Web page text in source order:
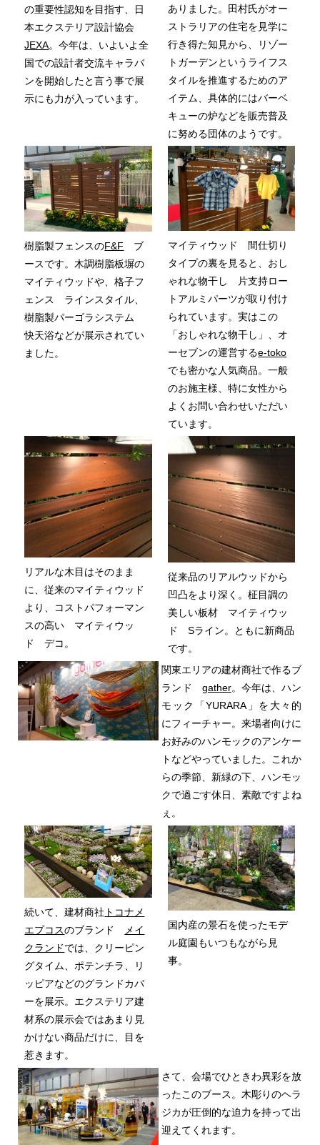
の重要性認知を目指す、日
本エクステリア設計協会
JEXA。今年は、いよいよ全
国での設計者交流キャラバ
ンを開始したと言う事で展
示にも力が入っています。
ありました。田村氏がオー
ストラリアの住宅を見学に
行き得た知見から、リゾー
トガーデンというライフス
タイルを推進するためのア
イテム、具体的にはバーベ
キューの炉などを販売普及
に努める団体のようです。
樹脂製フェンスのF&F ブ
ースです。木調樹脂板塀の
マイティウッドや、格子フ
ェンス ラインスタイル、
樹脂製パーゴラシステム
快天浴などが展示されてい
ました。
マイティウッド 間仕切り
タイプの裏を見ると、おし
ゃれな物干し 片支持ロー
トアルミパーツが取り付け
られています。実はこの
「おしゃれな物干し」、オ
ーセブンの運営するe-toko
でも密かな人気商品。一般
のお施主様、特に女性から
よくお問い合わせいただい
ています。
リアルな木目はそのまま
に、従来のマイティウッド
より、コストパフォーマン
スの高い マイティウッ
ド デコ。
従来品のリアルウッドから
凹凸をより深く。柾目調の
美しい板材 マイティウッ
ド Sライン。ともに新商品
です。
関東エリアの建材商社で作るブ
ランド gather。今年は、ハン
モック「YURARA」を大々的
にフィーチャー。来場者向けに
お好みのハンモックのアンケー
トなどやっていました。これか
らの季節、新緑の下、ハンモッ
クで過ごす休日、素敵ですよね
ぇ。
続いて、建材商社 トコナメ
エプコスのブランド
メイ
クランドでは、クリーピン
グタイム、ポテンチラ、リ
ッピアなどのグランドカバ
ーを展示。エクステリア建
材系の展示会ではあまり見
かけない商品だけに、目を
惹きます。
国内産の景石を使ったモデ
ル庭園もいつもながら見
事。
さて、会場でひときわ異彩を放
ったこのブース。木彫りのヘラ
ジカが圧倒的な迫力を持って出
迎えてくれます。